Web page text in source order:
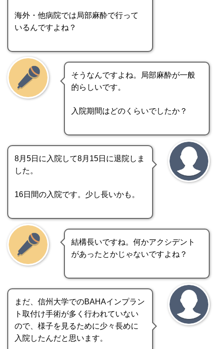
海外・他病院では局部麻酔で行って
いるんですよね？
そうなんですよね。局部麻酔が一般
的らしいです。
入院期間はどのくらいでしたか？
8月5日に入院して8月15日に退院しま
した。
16日間の入院です。少し長いかも。
結構長いですね。何かアクシデント
があったとかじゃないですよね？
まだ、信州大学でのBAHAインプラン
ト取付け手術が多く行われていない
ので、様子を見るために少々長めに
入院したんだと思います。